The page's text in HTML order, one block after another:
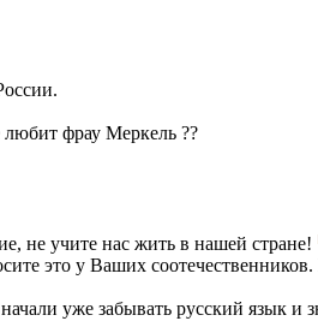
фрау Меркель ??
не учите нас жить в нашей стране!
это у Ваших
уже забывать русский язык и